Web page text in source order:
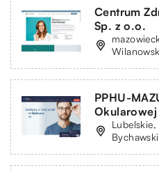
Centrum
Sp. z o.o.
PPHU-
Okularowej